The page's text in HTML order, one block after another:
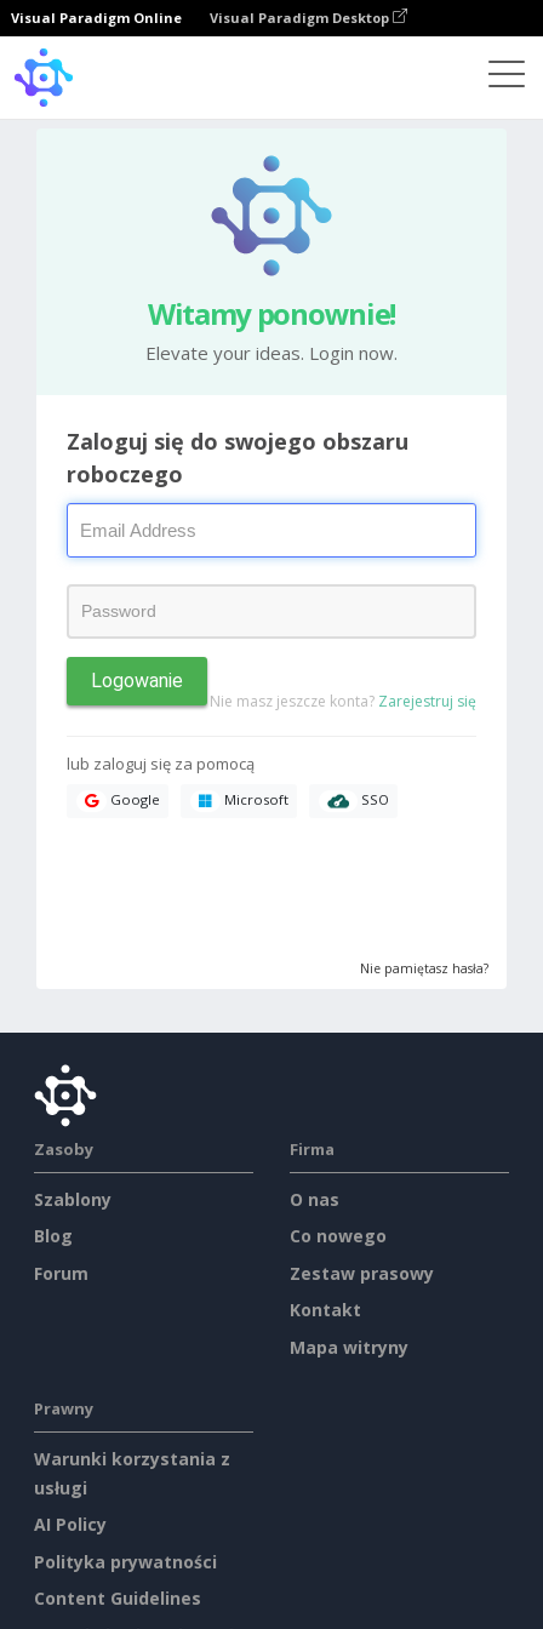
Visual Paradigm Online Visual Paradigm Desktop
Witamy ponownie!
Elevate your ideas. Login now.
Zaloguj się do swojego obszaru
roboczego
Logowanie
Nie masz jeszcze konta? Zarejestruj się
lub zaloguj się za pomocą
Google Microsoft SSO
Nie pamiętasz hasła?
Zasoby
Szablony
Blog
Forum
Firma
O nas
Co nowego
Zestaw prasowy
Kontakt
Mapa witryny
Prawny
Warunki korzystania z
usługi
AI Policy
Polityka prywatności
Content Guidelines